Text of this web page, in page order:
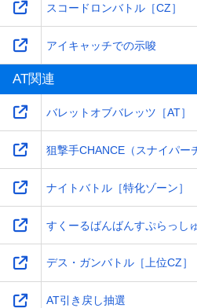
スコードロンバトル［CZ］
アイキャッチでの示唆
AT関連
バレットオブバレッツ［AT］
狙撃手CHANCE（スナイパー
ナイトバトル［特化ゾーン］
すくーるばんばんすぷらっし
デス・ガンバトル［上位CZ］
AT引き戻し抽選